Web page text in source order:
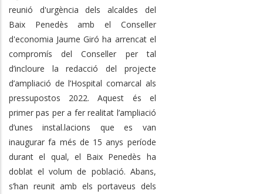
reunió d'urgència dels alcaldes del
Baix Penedès amb el Conseller
d'economia Jaume Giró ha arrencat el
compromís del Conseller per tal
d’incloure la redacció del projecte
d’ampliació de l’Hospital comarcal als
pressupostos 2022. Aquest és el
primer pas per a fer realitat l’ampliació
d’unes instal.lacions que es van
inaugurar fa més de 15 anys període
durant el qual, el Baix Penedès ha
doblat el volum de població. Abans,
s’han reunit amb els portaveus dels